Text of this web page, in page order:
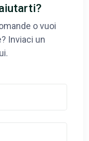
o vuoi
Inviaci un